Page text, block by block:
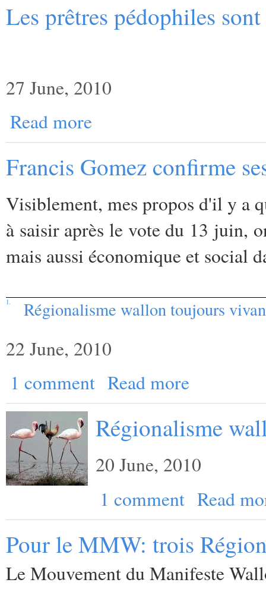
Les prêtres pédophiles
27 June, 2010
Read more
Francis Gomez confirme
Visiblement, mes propos d'il y a
à saisir après le vote du 13 juin,
mais aussi économique et social
1. Régionalisme wallon toujours
22 June, 2010
1 comment Read more
Régionalisme
20 June, 2010
1 comment Read
Pour le MMW: trois
Le Mouvement du Manifeste